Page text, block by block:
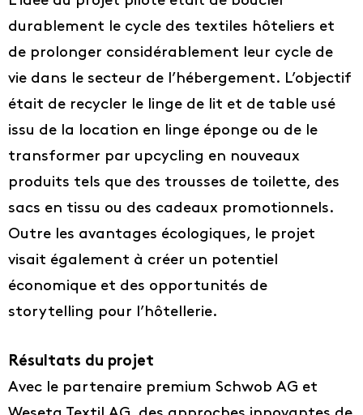
durablement le cycle des textiles hôteliers et
de prolonger considérablement leur cycle de
vie dans le secteur de l’hébergement. L’objectif
était de recycler le linge de lit et de table usé
issu de la location en linge éponge ou de le
transformer par upcycling en nouveaux
produits tels que des trousses de toilette, des
sacs en tissu ou des cadeaux promotionnels.
Outre les avantages écologiques, le projet
visait également à créer un potentiel
économique et des opportunités de
storytelling pour l’hôtellerie.
Résultats du projet
Avec le partenaire premium Schwob AG et